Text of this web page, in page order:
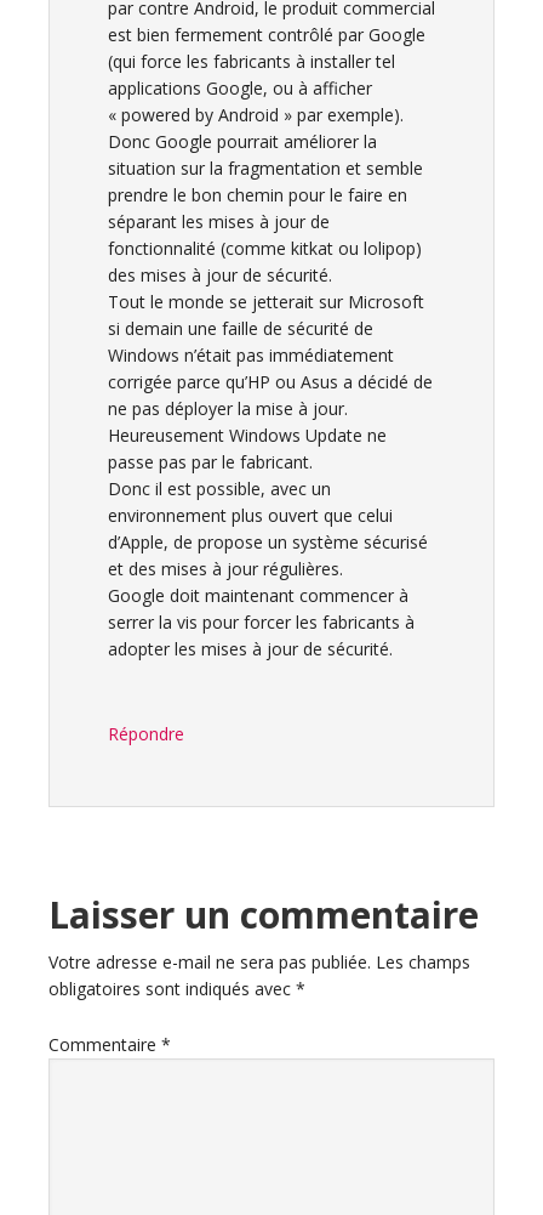
par contre Android, le produit commercial
est bien fermement contrôlé par Google
(qui force les fabricants à installer tel
applications Google, ou à afficher
« powered by Android » par exemple).
Donc Google pourrait améliorer la
situation sur la fragmentation et semble
prendre le bon chemin pour le faire en
séparant les mises à jour de
fonctionnalité (comme kitkat ou lolipop)
des mises à jour de sécurité.
Tout le monde se jetterait sur Microsoft
si demain une faille de sécurité de
Windows n’était pas immédiatement
corrigée parce qu’HP ou Asus a décidé de
ne pas déployer la mise à jour.
Heureusement Windows Update ne
passe pas par le fabricant.
Donc il est possible, avec un
environnement plus ouvert que celui
d’Apple, de propose un système sécurisé
et des mises à jour régulières.
Google doit maintenant commencer à
serrer la vis pour forcer les fabricants à
adopter les mises à jour de sécurité.
Répondre
Laisser un commentaire
Votre adresse e-mail ne sera pas publiée. Les champs
obligatoires sont indiqués avec *
Commentaire *